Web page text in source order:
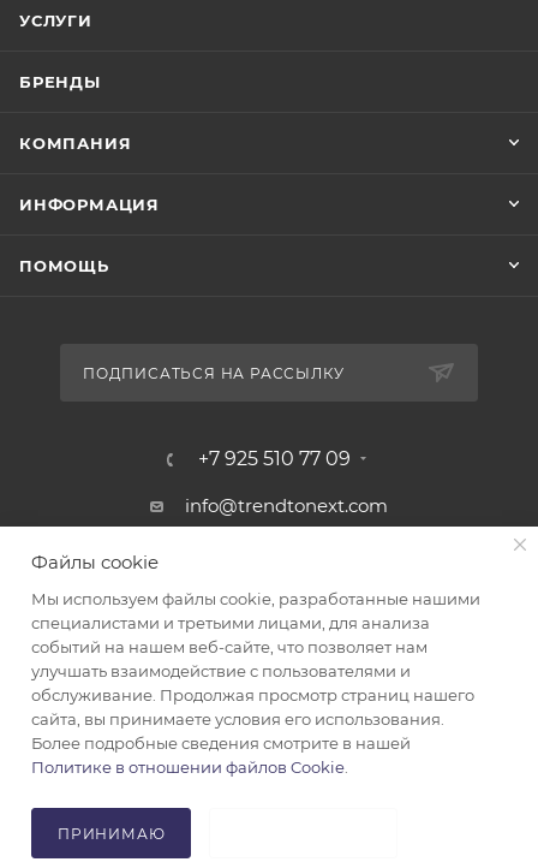
УСЛУГИ
БРЕНДЫ
КОМПАНИЯ
ИНФОРМАЦИЯ
ПОМОЩЬ
ПОДПИСАТЬСЯ НА РАССЫЛКУ
+7 925 510 77 09
info@trendtonext.com
117418, Москва, ул. Профсоюзная, д.
2026 © TRENDY CORP. ООО «ТТН» ОГРН 1217700097075 ИНН
Файлы cookie
Мы используем файлы cookie, разработанные нашими
специалистами и третьими лицами, для анализа
событий на нашем веб-сайте, что позволяет нам
улучшать взаимодействие с пользователями и
обслуживание. Продолжая просмотр страниц нашего
сайта, вы принимаете условия его использования.
Более подробные сведения смотрите в нашей
Политике в отношении файлов Cookie
ПРИНИМАЮ